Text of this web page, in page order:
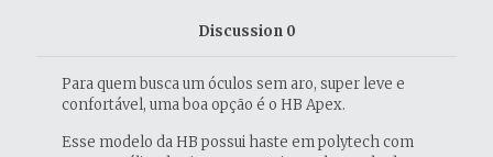
Discussion 0
Para quem busca um óculos sem aro, super leve e
confortável, uma boa opção é o HB Apex.
Esse modelo da HB possui haste em polytech com